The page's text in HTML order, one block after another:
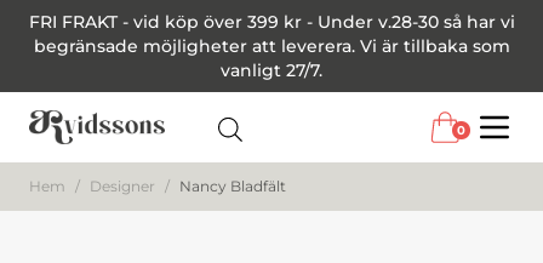
FRI FRAKT - vid köp över 399 kr - Under v.28-30 så har vi
begränsade möjligheter att leverera. Vi är tillbaka som
vanligt 27/7.
0
Hem / Designer / Nancy Bladfält